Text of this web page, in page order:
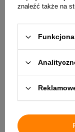
Statecznik
znaleźć także na